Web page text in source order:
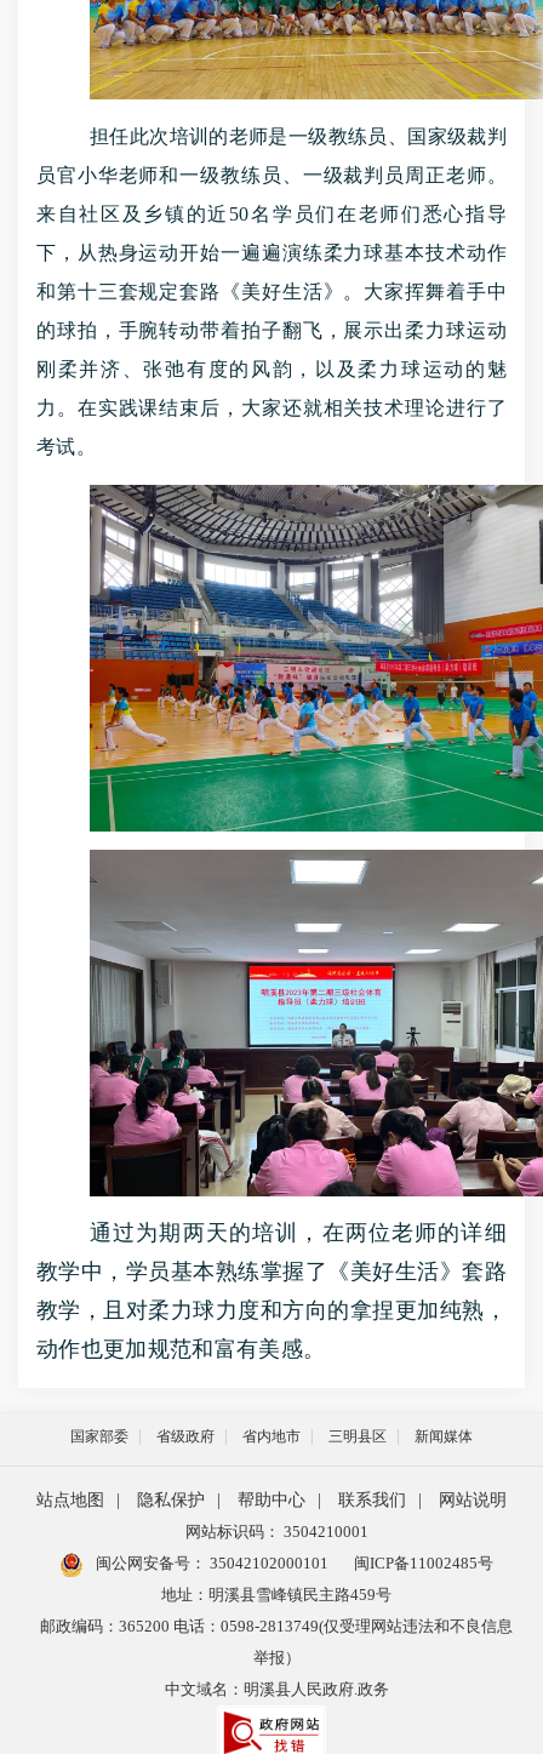
担任此次培训的老师是一级教练员、国家级裁判
员官小华老师和一级教练员、一级裁判员周正老师。
来自社区及乡镇的近 50名学员们在老师们悉心指导
下，从热身运动开始一遍遍演练柔力球基本技术动作
和第十三套规定套路《美好生活》。大家挥舞着手中
的球拍，手腕转动带着拍子翻飞，展示出柔力球运动
刚柔并济、张弛有度的风韵，以及柔力球运动的魅
力。在实践课结束后，大家还就相关技术理论进行了
考试。
通过为期两天的培训，在两位老师的详细
教学中，学员基本熟练掌握了《美好生活》套路
教学，且对柔力球力度和方向的拿捏更加纯熟，
动作也更加规范和富有美感。
国家部委 省级政府 省内地市 三明县区 新闻媒体
站点地图 隐私保护 帮助中心 联系我们
网站说明
网站标识码： 3504210001
闽公网安备号： 35042102000101
闽ICP备11002485号
地址：明溪县雪峰镇民主路459号
邮政编码：365200 电话：0598-2813749(仅受理网站违法和不良信息
举报）
中文域名：明溪县人民政府.政务